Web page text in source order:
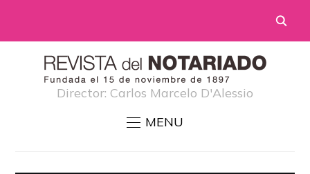
Director: Carlos Marcelo D'Alessio
MENU